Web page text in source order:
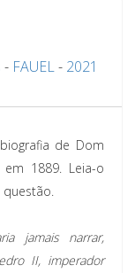
- FAUEL- 2021
de Dom
1889. Leia-o
jamais narrar,
II, imperador